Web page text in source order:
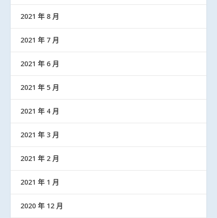
2021 年 8 月
2021 年 7 月
2021 年 6 月
2021 年 5 月
2021 年 4 月
2021 年 3 月
2021 年 2 月
2021 年 1 月
2020 年 12 月